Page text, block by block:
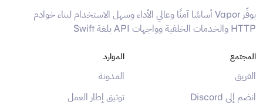
يوفّر Vapor أساسًا آمنًا وعالي الأداء وسهل الاستخدام لبناء خوادم
HTTP والخدمات الخلفية وواجهات API بلغة Swift
المجتمع
الفريق
انضم إلى Discord
الموارد
المدونة
توثيق إطار العمل